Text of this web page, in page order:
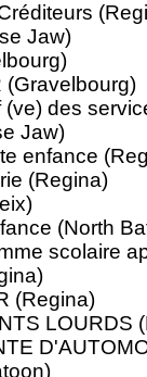
Jaw)
(Gravelbourg)
des
Jaw)
enfance
(Regina)
(North
scolaire
(Regina)
LOURDS